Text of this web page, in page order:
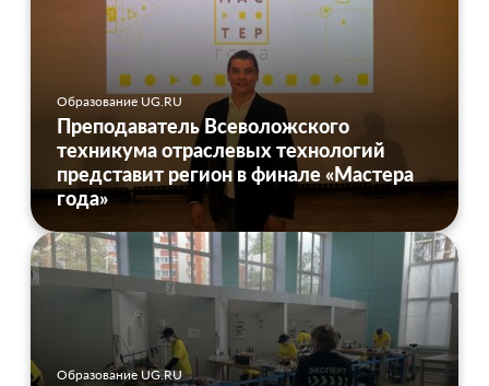
Образование UG.RU
Преподаватель Всеволожского
техникума отраслевых технологий
представит регион в финале «Мастера
года»
Образование UG.RU